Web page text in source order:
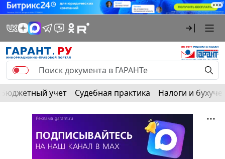
Бюджетный учет Судебная практика Налоги и